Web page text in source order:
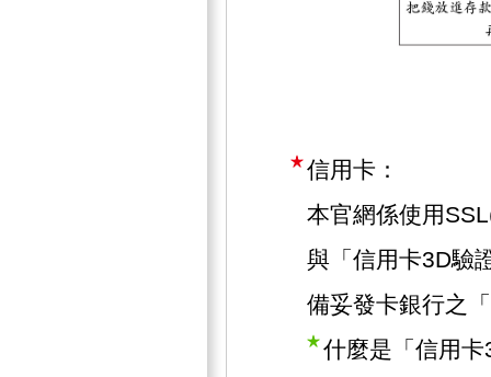
信用卡：
本官網係使用
與「信用卡3D驗
備妥發卡銀行之
什麼是「信用